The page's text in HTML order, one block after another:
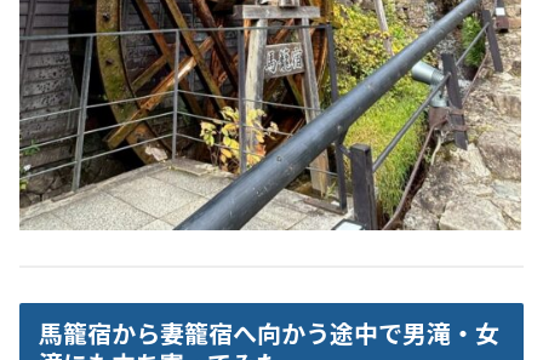
馬籠宿から妻籠宿へ向かう途中で男滝・女